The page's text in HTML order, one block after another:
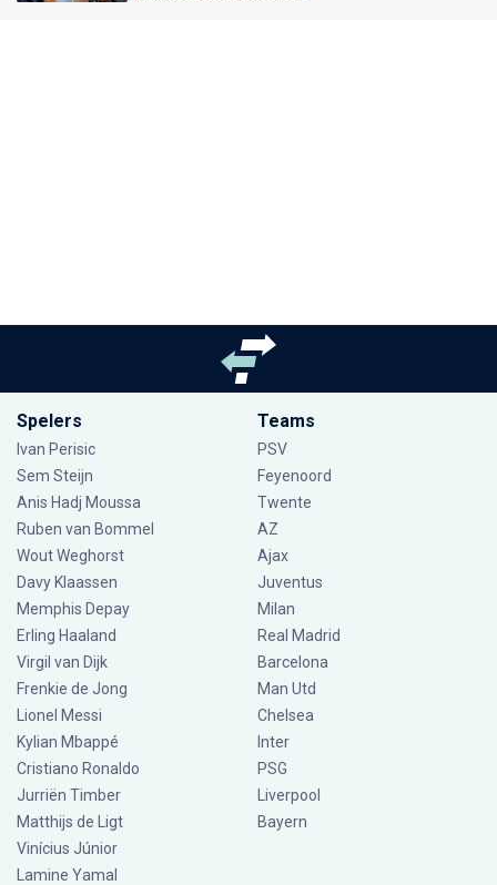
Spelers
Ivan Perisic
Sem Steijn
Anis Hadj Moussa
Ruben van Bommel
Wout Weghorst
Davy Klaassen
Memphis Depay
Erling Haaland
Virgil van Dijk
Frenkie de Jong
Lionel Messi
Kylian Mbappé
Cristiano Ronaldo
Jurriën Timber
Matthijs de Ligt
Vinícius Júnior
Lamine Yamal
Teams
PSV
Feyenoord
Twente
AZ
Ajax
Juventus
Milan
Real Madrid
Barcelona
Man Utd
Chelsea
Inter
PSG
Liverpool
Bayern